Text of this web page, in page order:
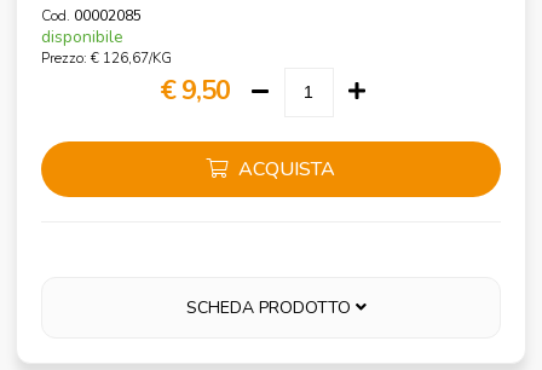
Cod. 00002085
disponibile
Prezzo: € 126,67/KG
€ 9,50
ACQUISTA
SCHEDA PRODOTTO